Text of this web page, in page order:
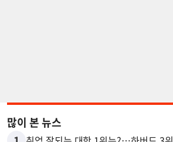
많이 본 뉴스